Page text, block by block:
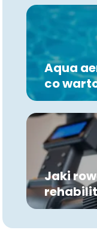
Aqua
co
Jaki